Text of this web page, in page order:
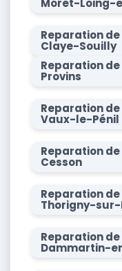
Moret-Loing-
Reparation
Claye-Souilly
Reparation
Provins
Reparation
Vaux-le-Pénil
Reparation
Cesson
Reparation
Thorigny-
Reparation
Dammartin-